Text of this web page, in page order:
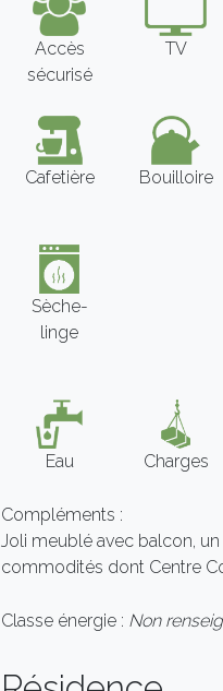
Accès
sécurisé
TV
Cafetière Bouilloire
Sèche-
linge
Eau Charges
Compléments :
Joli meublé avec balcon,
commodités dont Centre
Classe énergie : Non